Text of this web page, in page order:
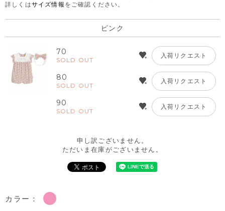
詳しくはサイズ情報 をご確認ください。
ピンク
70
SOLD OUT
入荷リクエスト
80
SOLD OUT
入荷リクエスト
90
SOLD OUT
入荷リクエスト
申し訳ございません。
ただいま在庫がございません。
カラー：